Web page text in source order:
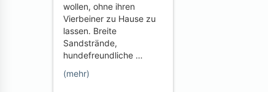
wollen, ohne ihren
Vierbeiner zu Hause zu
lassen. Breite
Sandstrände,
hundefreundliche …
(mehr)